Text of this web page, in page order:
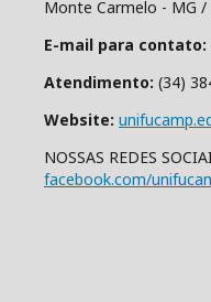
Monte Carmelo - MG /
E-mail para contato:
Atendimento: (34)
Website:
NOSSAS REDES
facebook.com/